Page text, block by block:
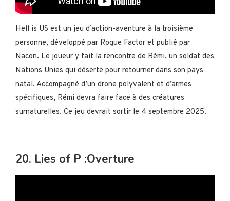
Hell is US est un jeu d’action-aventure à la troisième
personne, développé par Rogue Factor et publié par
Nacon. Le joueur y fait la rencontre de Rémi, un soldat des
Nations Unies qui déserte pour retourner dans son pays
natal. Accompagné d’un drone polyvalent et d’armes
spécifiques, Rémi devra faire face à des créatures
surnaturelles. Ce jeu devrait sortir le 4 septembre 2025.
20. Lies of P :Overture